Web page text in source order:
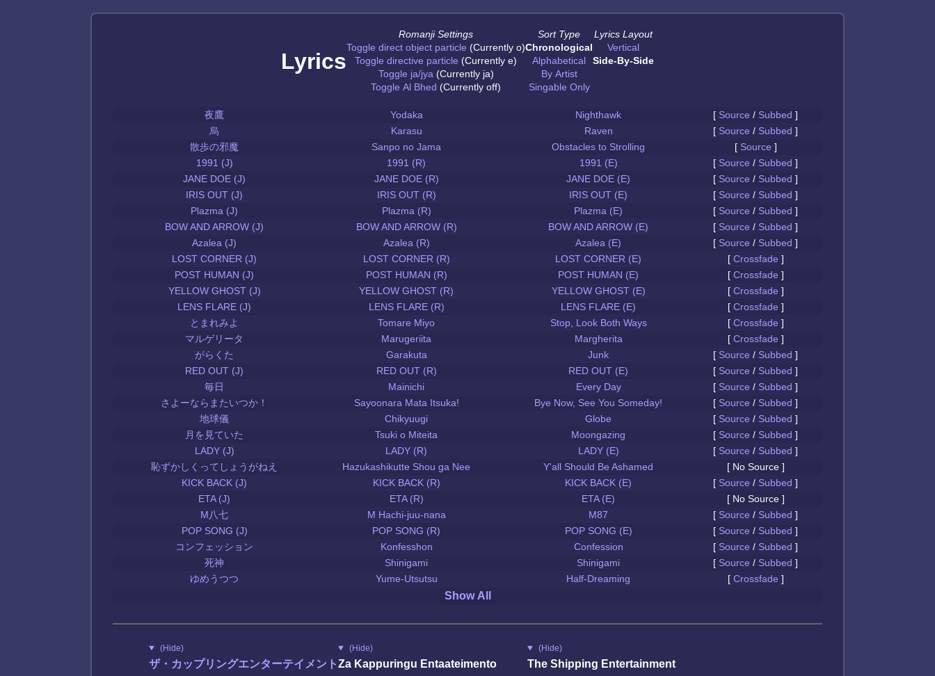
Lyrics
Romanji Settings
Toggle direct object particle (Currently o)
Toggle directive particle (Currently e)
Toggle ja/jya (Currently ja)
Toggle Al Bhed (Currently off)
Sort Type
Chronological
Alphabetical
By Artist
Singable Only
Lyrics Layout
Vertical
Side-By-Side
夜鷹 Yodaka Nighthawk [ Source / Subbed ]
烏
Karasu Raven [ Source / Subbed ]
散歩の邪魔
Sanpo no Jama Obstacles to Strolling [ Source ]
1991 (J)
1991 (R) 1991 (E) [ Source / Subbed ]
JANE DOE (J)
JANE DOE (R) JANE DOE (E) [ Source / Subbed ]
IRIS OUT (J)
IRIS OUT (R) IRIS OUT (E) [ Source / Subbed ]
Plazma (J)
Plazma (R) Plazma (E) [ Source / Subbed ]
BOW AND ARROW (J)
BOW AND ARROW (R) BOW AND ARROW (E) [ Source / Subbed ]
Azalea (J)
Azalea (R) Azalea (E) [ Source / Subbed ]
LOST CORNER (J)
LOST CORNER (R) LOST CORNER (E) [ Crossfade ]
POST HUMAN (J)
POST HUMAN (R) POST HUMAN (E) [ Crossfade ]
YELLOW GHOST (J)
YELLOW GHOST (R) YELLOW GHOST (E) [ Crossfade ]
LENS FLARE (J)
LENS FLARE (R) LENS FLARE (E) [ Crossfade ]
とまれみよ
Tomare Miyo Stop, Look Both Ways [ Crossfade ]
マルゲリータ
Marugeriita Margherita [ Crossfade ]
がらくた
Garakuta Junk [ Source / Subbed ]
RED OUT (J)
RED OUT (R) RED OUT (E) [ Source / Subbed ]
毎日
Mainichi Every Day [ Source / Subbed ]
さよーならまたいつか！
Sayoonara Mata Itsuka! Bye Now, See You Someday! [ Source / Subbed ]
地球儀
Chikyuugi Globe [ Source / Subbed ]
月を見ていた
Tsuki o Miteita Moongazing [ Source / Subbed ]
LADY (J)
LADY (R) LADY (E) [ Source / Subbed ]
恥ずかしくってしょうがねえ
Hazukashikutte Shou ga Nee Y'all Should Be Ashamed
[ No Source ]
KICK BACK (J)
KICK BACK (R) KICK BACK (E) [ Source / Subbed ]
ETA (J)
ETA (R) ETA (E)
[ No Source ]
M八七
M Hachi-juu-nana M87 [ Source / Subbed ]
POP SONG (J)
POP SONG (R) POP SONG (E) [ Source / Subbed ]
コンフェッション
Konfesshon Confession [ Source / Subbed ]
死神
Shinigami Shinigami [ Source / Subbed ]
ゆめうつつ
Yume-Utsutsu Half-Dreaming [ Crossfade ]
Show All
(Hide)
ザ・カップリングエンターテイメント
(Hide)
Za Kappuringu Entaateimento
(Hide)
The Shipping Entertainment